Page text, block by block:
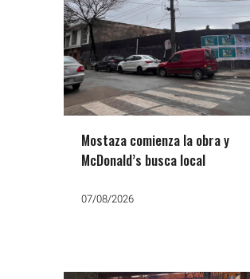
Mostaza comienza la obra y
McDonald’s busca local
07/08/2026